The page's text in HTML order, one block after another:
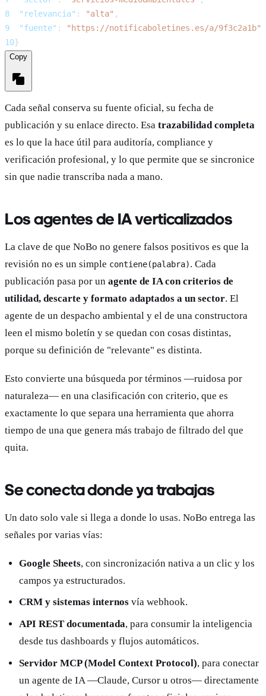
8
"relevancia" : "alta" ,
9
"fuente" :
"https://notificaboletines.es/a/9f3c2a1b"
10}
Copy
Cada señal conserva su fuente oficial, su fecha de
publicación y su enlace directo. Esa trazabilidad completa
es lo que la hace útil para auditoría, compliance y
verificación profesional, y lo que permite que se sincronice
sin que nadie transcriba nada a mano.
Los agentes de IA verticalizados
La clave de que NoBo no genere falsos positivos es que la
revisión no es un simple contiene(palabra). Cada
publicación pasa por un agente de IA con criterios de
utilidad, descarte y formato adaptados a un sector. El
agente de un despacho ambiental y el de una constructora
leen el mismo boletín y se quedan con cosas distintas,
porque su definición de "relevante" es distinta.
Esto convierte una búsqueda por términos —ruidosa por
naturaleza— en una clasificación con criterio, que es
exactamente lo que separa una herramienta que ahorra
tiempo de una que genera más trabajo de filtrado del que
quita.
Se conecta donde ya trabajas
Un dato solo vale si llega a donde lo usas. NoBo entrega las
señales por varias vías:
Google Sheets, con sincronización nativa a un clic y los
campos ya estructurados.
CRM y sistemas internosvía webhook.
API REST documentada, para consumir la inteligencia
desde tus dashboards y flujos automáticos.
Servidor MCP (Model Context Protocol), para conectar
un agente de IA —Claude, Cursor u otros— directamente